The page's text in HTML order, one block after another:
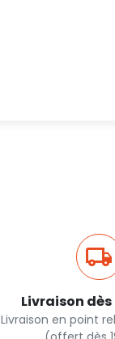
Livraison dès
Livraison en point